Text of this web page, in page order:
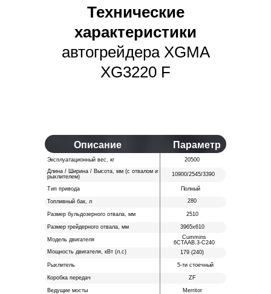
Технические
характеристики
автогрейдера XGMA
XG3220 F
Длина / Ширина / Высота, мм (с отвалом и
рыхлителем)
10900/2545/3390
Эксплуатационный вес, кг 20500
Топливный бак, л 280
Тип привода Полный
Размер грейдерного отвала, мм 3965х610
Размер бульдозерного отвала, мм 2510
Мощность двигателя, кВт (л.с) 179 (240)
Модель двигателя
Cummins
6CTAAB.3-C240
Рыхлитель 5-ти стоечный
Ведущие мосты Merritor
ZF
Коробка передач
Описание Параметр